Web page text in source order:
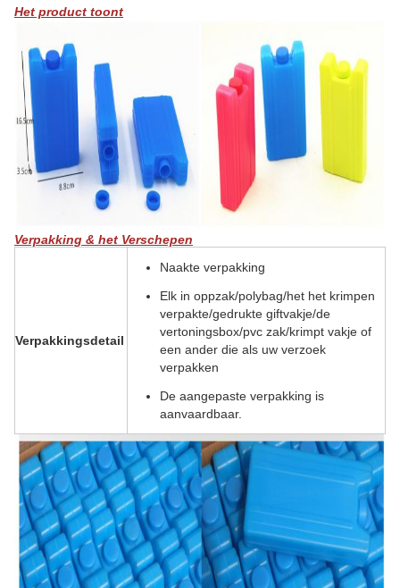
Het product toont
Verpakking & het Verschepen
Verpakkingsdetail
Naakte verpakking
Elk in oppzak/polybag/het het krimpen
verpakte/gedrukte giftvakje/de
vertoningsbox/pvc zak/krimpt vakje of
een ander die als uw verzoek
verpakken
De aangepaste verpakking is
aanvaardbaar.